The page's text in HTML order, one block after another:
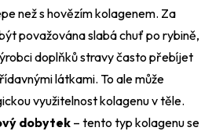
než s hovězím kolagenem. Za
považována slabá chuť po rybině,
doplňků stravy často přebíjet
látkami. To ale může
využitelnost kolagenu v těle.
dobytek – tento typ kolagenu se